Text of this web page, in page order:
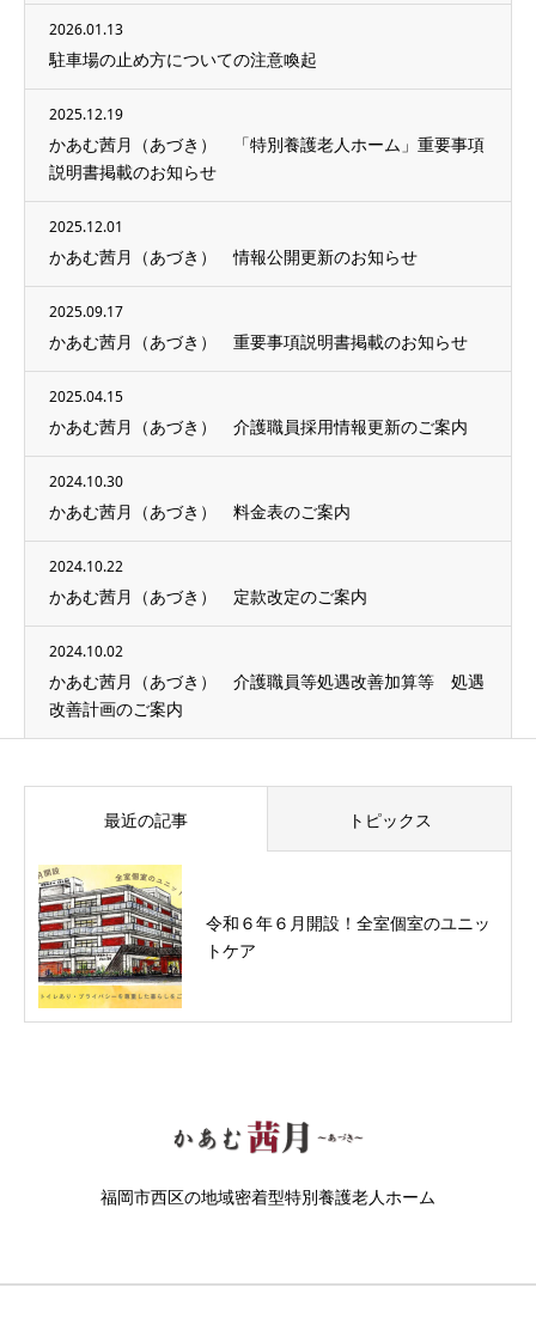
2026.01.13
駐車場の止め方についての注意喚起
2025.12.19
かあむ茜月（あづき） 「特別養護老人ホーム」重要事項
説明書掲載のお知らせ
2025.12.01
かあむ茜月（あづき） 情報公開更新のお知らせ
2025.09.17
かあむ茜月（あづき） 重要事項説明書掲載のお知らせ
2025.04.15
かあむ茜月（あづき） 介護職員採用情報更新のご案内
2024.10.30
かあむ茜月（あづき） 料金表のご案内
2024.10.22
かあむ茜月（あづき） 定款改定のご案内
2024.10.02
かあむ茜月（あづき） 介護職員等処遇改善加算等 処遇
改善計画のご案内
最近の記事 トピックス
令和６年６月開設！全室個室のユニッ
トケア
福岡市西区の地域密着型特別養護老人ホーム